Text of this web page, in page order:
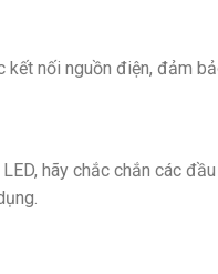
kết nối nguồn điện, đảm
, hãy chắc chắn các